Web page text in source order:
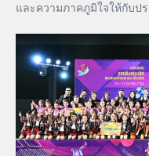
และความภาคภูมิใจให้กับ